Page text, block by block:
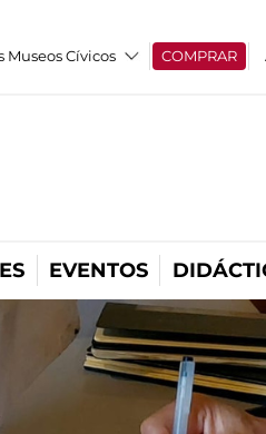
Museos Cívicos COMPRAR
EVENTOS